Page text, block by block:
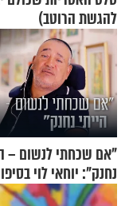
להגשת הרוטב)
"אם שכחתי לנשום –
נחנק": יוחאי לוי
מעורר השראה